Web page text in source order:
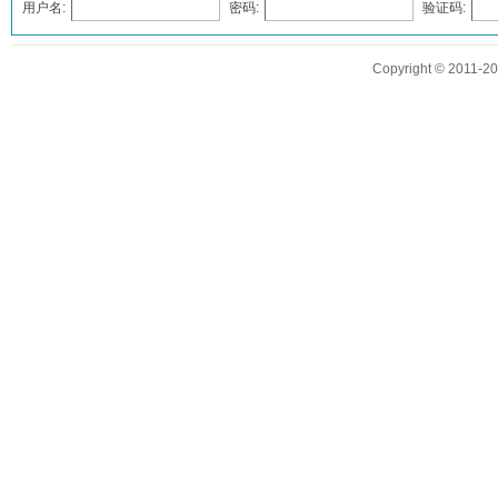
用户名: 密码: 验证码:
发表评论
Copyright © 2011-